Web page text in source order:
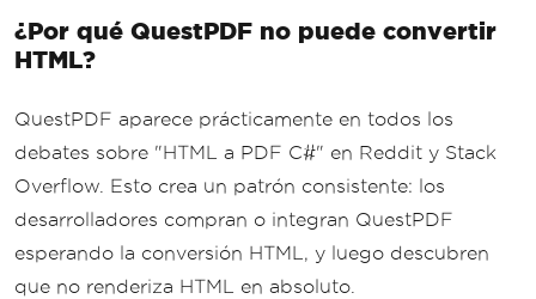
rationException
"No browser availabl
e" );
await using var page =
a
wait
browser NewPageAsync
();
¿Por qué QuestPDF no puede convertir
HTML?
QuestPDF aparece prácticamente en todos los
debates sobre "HTML a PDF C#" en Reddit y Stack
Overflow. Esto crea un patrón consistente: los
desarrolladores compran o integran QuestPDF
esperando la conversión HTML, y luego descubren
que no renderiza HTML en absoluto.